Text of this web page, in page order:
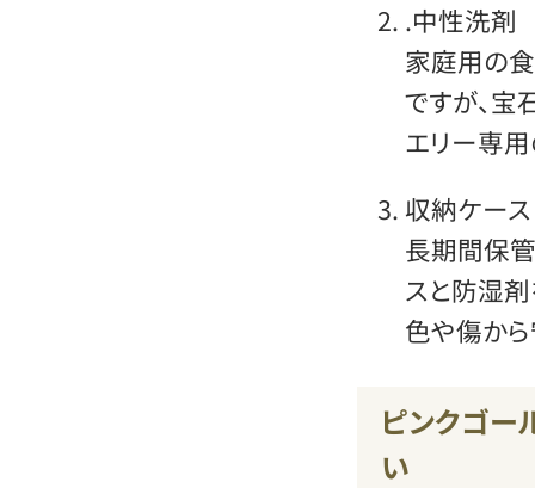
.中性洗剤
家庭用の
ですが、宝
エリー専用
収納ケー
長期間保
スと防湿
色や傷から
ピンクゴー
い